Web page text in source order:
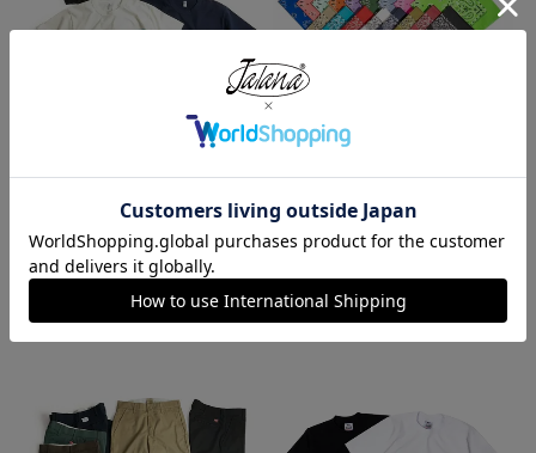
LES APPAREL 1203GD 8.5オンス
ダイ Tシャツ
¥4,990
ナ アメリカ製 トラディショナル
ペイズリーTHE BANDANNA COM
PANY